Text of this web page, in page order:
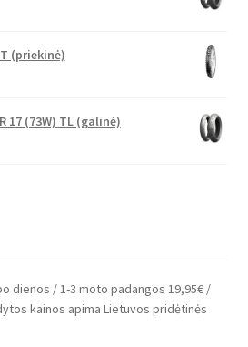
(priekinė)
17 (73W) TL (galinė)
dienos / 1-3 moto padangos 19,95€ /
kainos apima Lietuvos pridėtinės